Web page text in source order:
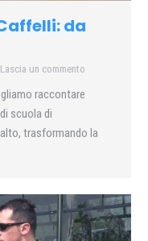
da
Lascia un commento
raccontare
scuola di
trasformando la